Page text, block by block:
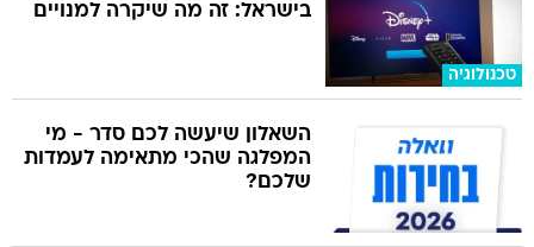
טכנולוגיה
בישראל: זה מה שיקרה למנויים
השאלון שיעשה לכם סדר - מי
המפלגה שהכי מתאימה לעמדות
שלכם?